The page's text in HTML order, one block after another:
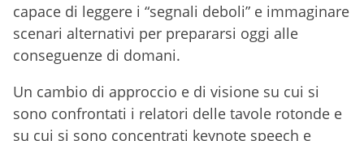
capace di leggere i “segnali deboli” e immaginare
scenari alternativi per prepararsi oggi alle
conseguenze di domani.
Un cambio di approccio e di visione su cui si
sono confrontati i relatori delle tavole rotonde e
su cui si sono concentrati keynote speech e